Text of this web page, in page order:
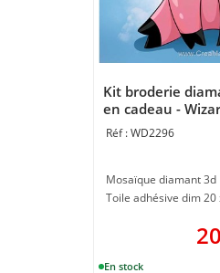
Kit broderie
en cadeau -
WD2296
Mosaïque diamant 3d
Toile adhésive dim 20